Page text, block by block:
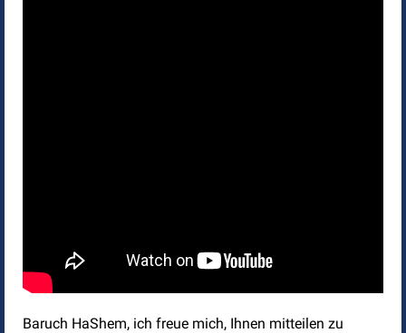
Baruch HaShem, ich freue mich, Ihnen mitteilen zu